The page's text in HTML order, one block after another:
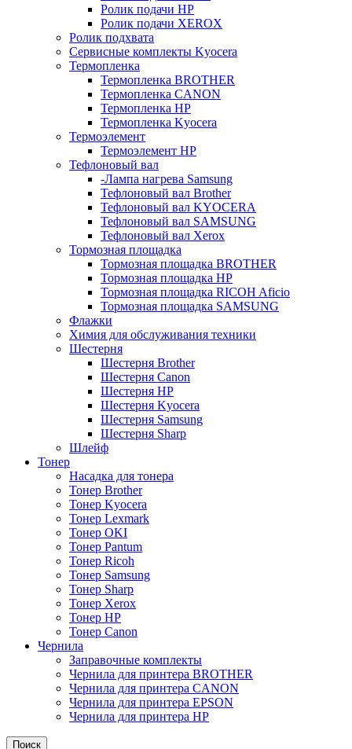
Ролик подачи HP
Ролик подачи XEROX
Ролик подхвата
Сервисные комплекты Kyocera
Термопленка
Термопленка BROTHER
Термопленка CANON
Термопленка HP
Термопленка Kyocera
Термоэлемент
Термоэлемент НР
Тефлоновый вал
-Лампа нагрева Samsung
Тефлоновый вал Brother
Тефлоновый вал KYOCERA
Тефлоновый вал SAMSUNG
Тефлоновый вал Xerox
Тормозная площадка
Тормозная площадка BROTHER
Тормозная площадка HP
Тормозная площадка RICOH Aficio
Тормозная площадка SAMSUNG
Флажки
Химия для обслуживания техники
Шестерня
Шестерня Brother
Шестерня Canon
Шестерня HP
Шестерня Kyocera
Шестерня Samsung
Шестерня Sharp
Шлейф
Тонер
Насадка для тонера
Тонер Brother
Тонер Kyocera
Тонер Lexmark
Тонер OKI
Тонер Pantum
Тонер Ricoh
Тонер Samsung
Тонер Sharp
Тонер Xerox
Тонер НР
Тонер Саnon
Чернила
Заправочные комплекты
Чернила для принтера BROTHER
Чернила для принтера CANON
Чернила для принтера EPSON
Чернила для принтера HP
Поиск